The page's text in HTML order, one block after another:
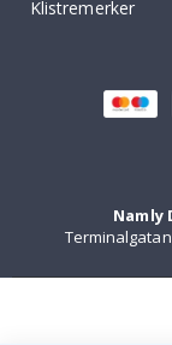
Klistremerker
Namly